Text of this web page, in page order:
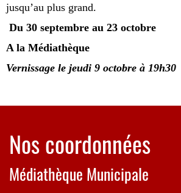
jusqu’au plus grand.
Du 30 septembre au 23 octobre
A la Médiathèque
Vernissage le jeudi 9 octobre à 19h30
Nos coordonnées
Médiathèque Municipale